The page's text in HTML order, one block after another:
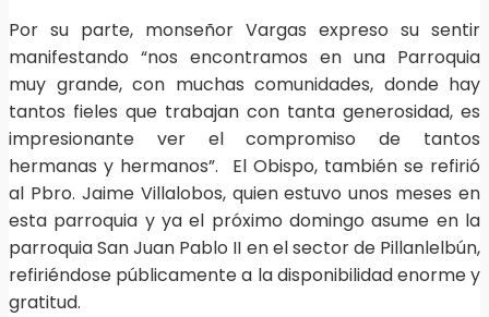
Por su parte, monseñor Vargas expreso su sentir
manifestando “nos encontramos en una Parroquia
muy grande, con muchas comunidades, donde hay
tantos fieles que trabajan con tanta generosidad, es
impresionante ver el compromiso de tantos
hermanas y hermanos”. El Obispo, también se refirió
al Pbro. Jaime Villalobos, quien estuvo unos meses en
esta parroquia y ya el próximo domingo asume en la
parroquia San Juan Pablo II en el sector de Pillanlelbún,
refiriéndose públicamente a la disponibilidad enorme y
gratitud.